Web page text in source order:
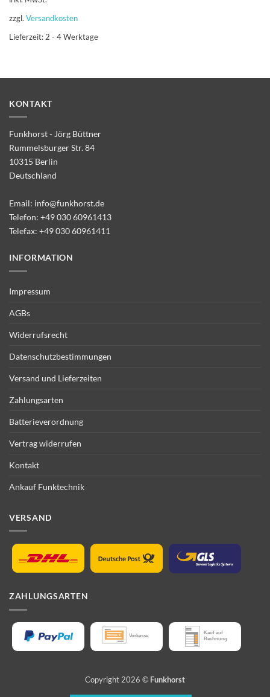
zzgl. Versandkosten
Lieferzeit:2 - 4 Werktage
KONTAKT
Funkhorst - Jörg Büttner
Rummelsburger Str. 84
10315 Berlin
Deutschland
Email: info@funkhorst.de
Telefon: +49 030 60961413
Telefax: +49 030 60961411
INFORMATION
Impressum
AGBs
Widerrufsrecht
Datenschutzbestimmungen
Versand und Lieferzeiten
Zahlungsarten
Batterieverordnung
Vertrag widerrufen
Kontakt
Ankauf Funktechnik
VERSAND
ZAHLUNGSARTEN
Copyright 2026 © Funkhorst